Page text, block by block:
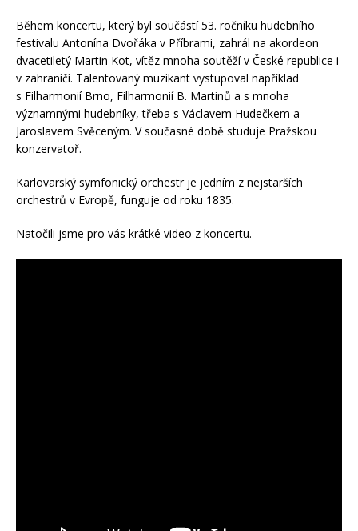
Během koncertu, který byl součástí 53. ročníku hudebního
festivalu Antonína Dvořáka v Příbrami, zahrál na akordeon
dvacetiletý Martin Kot, vítěz mnoha soutěží v České republice i
v zahraničí. Talentovaný muzikant vystupoval například
s Filharmonií Brno, Filharmonií B. Martinů a s mnoha
významnými hudebníky, třeba s Václavem Hudečkem a
Jaroslavem Svěceným. V současné době studuje Pražskou
konzervatoř.
Karlovarský symfonický orchestr je jedním z nejstarších
orchestrů v Evropě, funguje od roku 1835.
Natočili jsme pro vás krátké video z koncertu.